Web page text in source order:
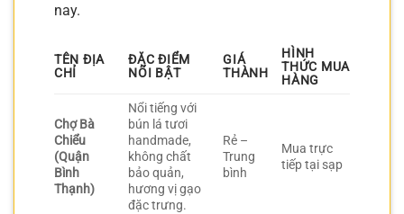
nay.
TÊN ĐỊA
CHỈ
ĐẶC ĐIỂM
NỔI BẬT
GIÁ
THÀNH
HÌNH
THỨC MUA
HÀNG
Chợ Bà
Chiểu
(Quận
Bình
Thạnh)
Nổi tiếng với
bún lá tươi
handmade,
không chất
bảo quản,
hương vị gạo
đặc trưng.
Rẻ –
Trung
bình
Mua trực
tiếp tại sạp